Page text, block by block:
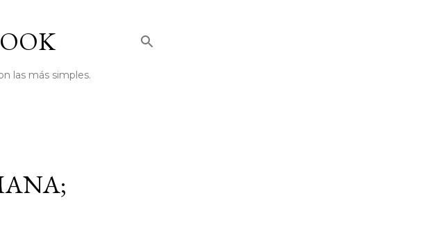
las más simples.